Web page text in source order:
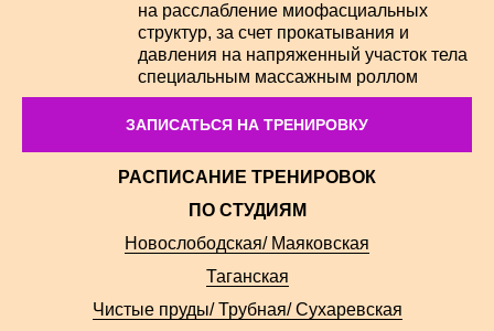
на расслабление миофасциальных
структур, за счет прокатывания и
давления на напряженный участок тела
специальным массажным роллом
ЗАПИСАТЬСЯ НА ТРЕНИРОВКУ
РАСПИСАНИЕ ТРЕНИРОВОК
ПО СТУДИЯМ
Новослободская/ Маяковская
Таганская
Чистые пруды/ Трубная/ Сухаревская